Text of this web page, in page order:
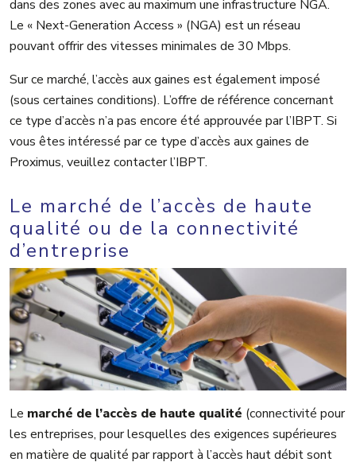
dans des zones avec au maximum une infrastructure NGA.
Le « Next-Generation Access » (NGA) est un réseau
pouvant offrir des vitesses minimales de 30 Mbps.
Sur ce marché, l’accès aux gaines est également imposé
(sous certaines conditions). L’offre de référence concernant
ce type d’accès n’a pas encore été approuvée par l’IBPT. Si
vous êtes intéressé par ce type d’accès aux gaines de
Proximus, veuillez contacter l’IBPT.
Le marché de l’accès de haute
qualité ou de la connectivité
d’entreprise
Le marché de l’accès de haute qualité (connectivité pour
les entreprises, pour lesquelles des exigences supérieures
en matière de qualité par rapport à l’accès haut débit sont